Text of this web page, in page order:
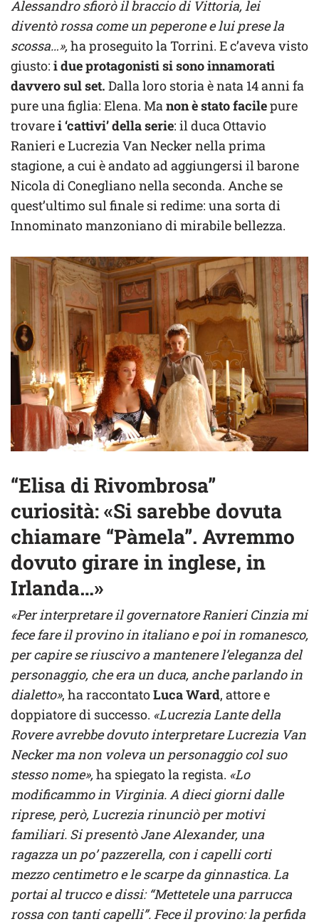
Alessandro sfiorò il braccio di Vittoria, lei
diventò rossa come un peperone e lui prese la
scossa…»,ha proseguito la Torrini. E c’aveva visto
giusto: i due protagonisti si sono innamorati
davvero sul set. Dalla loro storia è nata 14 anni fa
pure una figlia: Elena. Manon è stato facilepure
trovarei ‘cattivi’ della serie: il duca Ottavio
Ranieri e Lucrezia Van Necker nella prima
stagione, a cui è andato ad aggiungersi il barone
Nicola di Conegliano nella seconda. Anche se
quest’ultimo sul finale si redime: una sorta di
Innominato manzoniano di mirabile bellezza.
“Elisa di Rivombrosa”
curiosità: «Si sarebbe dovuta
chiamare “Pàmela”. Avremmo
dovuto girare in inglese, in
Irlanda…»
«Per interpretare il governatore Ranieri Cinzia mi
fece fare il provino in italiano e poi in romanesco,
per capire se riuscivo a mantenere l’eleganza del
personaggio, che era un duca, anche parlando in
dialetto», ha raccontatoLuca Ward, attore e
doppiatore di successo. «Lucrezia Lante della
Rovere avrebbe dovuto interpretare Lucrezia Van
Necker ma non voleva un personaggio col suo
stesso nome»,ha spiegato la regista. «Lo
modificammo in Virginia. A dieci giorni dalle
riprese, però, Lucrezia rinunciò per motivi
familiari. Si presentò Jane Alexander, una
ragazza un po’ pazzerella, con i capelli corti
mezzo centimetro e le scarpe da ginnastica. La
portai al trucco e dissi: “Mettetele una parrucca
rossa con tanti capelli”. Fece il provino: la perfida